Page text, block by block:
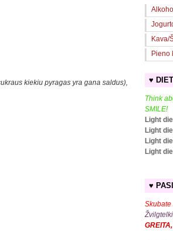
kiekiu pyragas yra gana saldus),
Kava/
Pieno
♥
Think
SMILE!
Light
Light
Light
Light
♥